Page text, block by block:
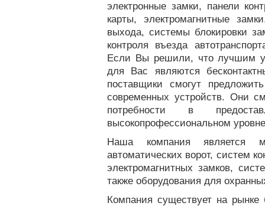
электронные замки, панели
карты, электромагнитные
выхода, системы блокировки
контроля въезда
Если Вы решили, что лучшим
для Вас являются
поставщики смогут
современных устройств. Они
потребности в
высокопрофессиональном
Наша компания является
автоматических ворот, систем
электромагнитных замков,
также оборудования для
Компания существует на рынке